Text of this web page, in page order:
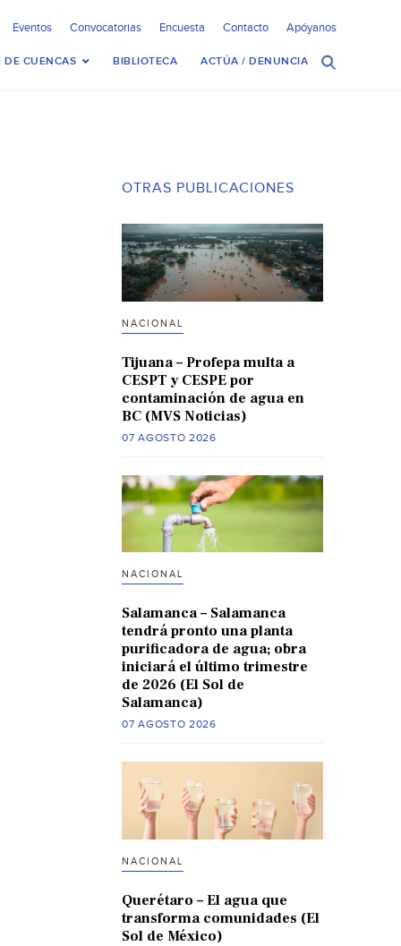
Eventos Convocatorias Encuesta Contacto Apóyanos
DE CUENCAS BIBLIOTECA ACTÚA / DENUNCIA
OTRAS PUBLICACIONES
NACIONAL
Tijuana – Profepa multa a
CESPT y CESPE por
contaminación de agua en
BC (MVS Noticias)
07 AGOSTO 2026
NACIONAL
Salamanca – Salamanca
tendrá pronto una planta
purificadora de agua; obra
iniciará el último trimestre
de 2026 (El Sol de
Salamanca)
07 AGOSTO 2026
NACIONAL
Querétaro – El agua que
transforma comunidades (El
Sol de México)